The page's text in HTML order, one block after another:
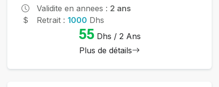
Validite en annees : 2 ans
Retrait : 1000 Dhs
55Dhs / 2 Ans
Plus de détails